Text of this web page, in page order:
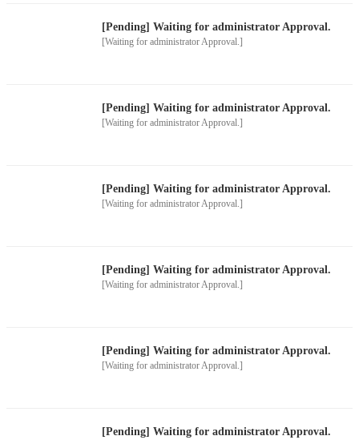
[Pending] Waiting for administrator Approval.
[Waiting for administrator Approval.]
[Pending] Waiting for administrator Approval.
[Waiting for administrator Approval.]
[Pending] Waiting for administrator Approval.
[Waiting for administrator Approval.]
[Pending] Waiting for administrator Approval.
[Waiting for administrator Approval.]
[Pending] Waiting for administrator Approval.
[Waiting for administrator Approval.]
[Pending] Waiting for administrator Approval.